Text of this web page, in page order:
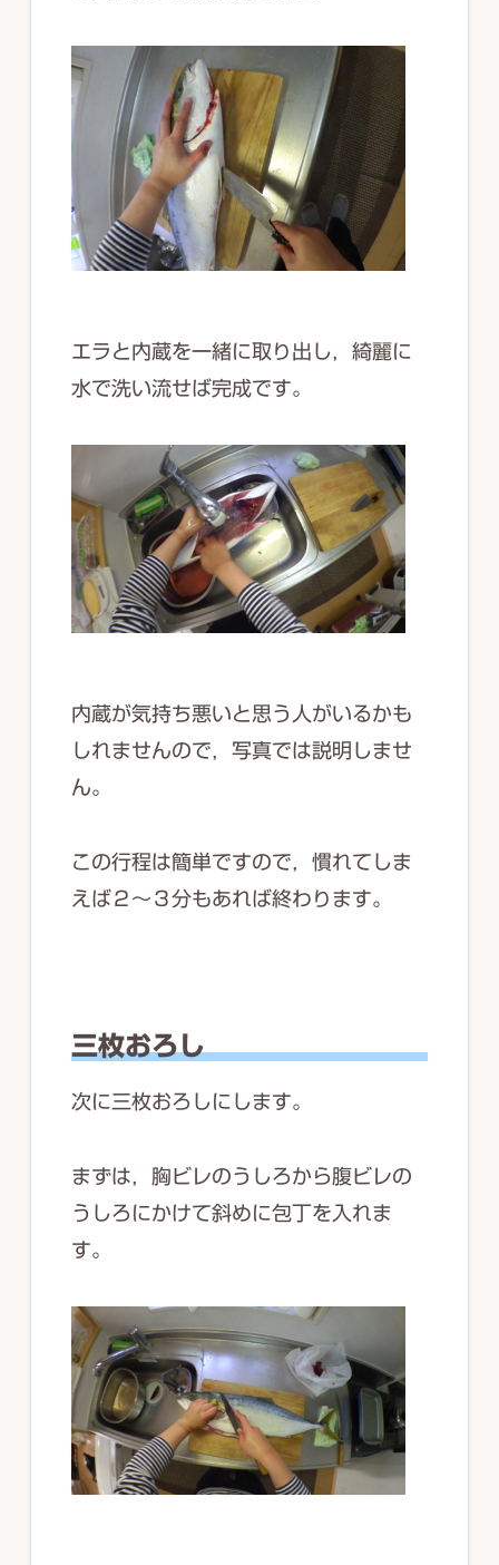
エラと内蔵を一緒に取り出し，綺麗に
水で洗い流せば完成です。
内蔵が気持ち悪いと思う人がいるかも
しれませんので，写真では説明しませ
ん。
この行程は簡単ですので，慣れてしま
えば２～３分もあれば終わります。
三枚おろし
次に三枚おろしにします。
まずは，胸ビレのうしろから腹ビレの
うしろにかけて斜めに包丁を入れま
す。